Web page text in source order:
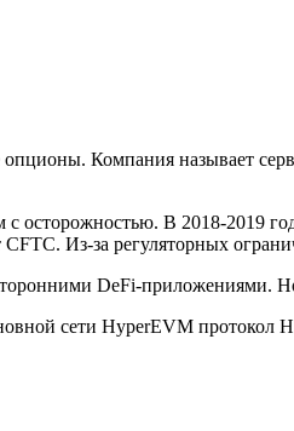
Компания называет
осторожностью. В 2018-2019
CFTC. Из-за регуляторных
DeFi-приложениями.
сети HyperEVM протокол